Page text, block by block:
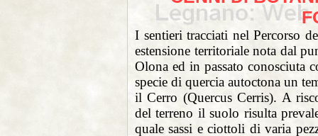
I sentieri tracciati nel Percorso
estensione territoriale nota dal
Olona ed inpassato conosciuta
specie di quercia autoctona un
il Cerro (Quercus Cerris). A
del terreno il suolo risulta
quale sassi eciottoli di varia